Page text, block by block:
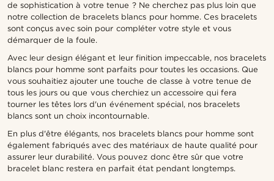
de sophistication à votre tenue ? Ne cherchez pas plus loin que
notre collection de bracelets blancs pour homme. Ces bracelets
sont conçus avec soin pour compléter votre style et vous
démarquer de la foule.
Avec leur design élégant et leur finition impeccable, nos bracelets
blancs pour homme sont parfaits pour toutes les occasions. Que
vous souhaitiez ajouter une touche de classe à votre tenue de
tous les jours ou que vous cherchiez un accessoire qui fera
tourner les têtes lors d'un événement spécial, nos bracelets
blancs sont un choix incontournable.
En plus d'être élégants, nos bracelets blancs pour homme sont
également fabriqués avec des matériaux de haute qualité pour
assurer leur durabilité. Vous pouvez donc être sûr que votre
bracelet blanc restera en parfait état pendant longtemps.